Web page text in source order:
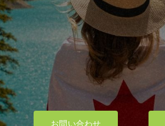
お問い合わせ